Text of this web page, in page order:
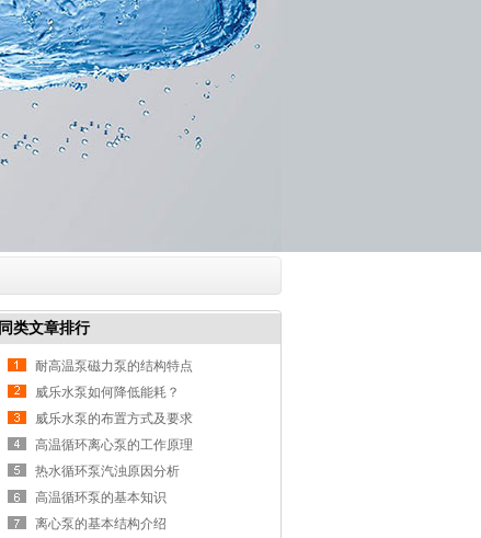
同类文章排行
耐高温泵磁力泵的结构特点
威乐水泵如何降低能耗？
威乐水泵的布置方式及要求
高温循环离心泵的工作原理
热水循环泵汽浊原因分析
高温循环泵的基本知识
离心泵的基本结构介绍